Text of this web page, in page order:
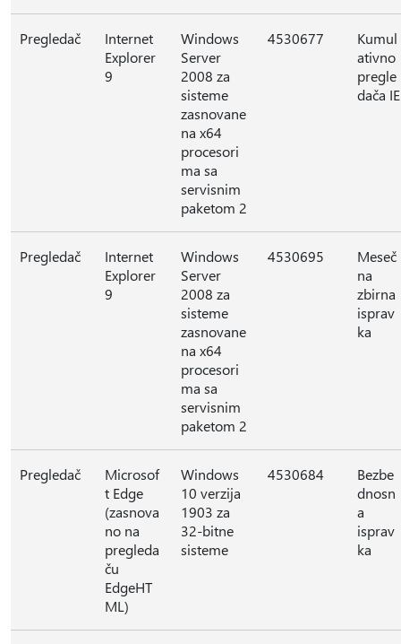
Pregledač
Internet
Explorer
9
Windows
Server
2008 za
sisteme
zasnovane
na x64
procesori
ma sa
servisnim
paketom 2
4530677
Kumul
ativno
pregle
dača IE
Pregledač
Internet
Explorer
9
Windows
Server
2008 za
sisteme
zasnovane
na x64
procesori
ma sa
servisnim
paketom 2
4530695
Meseč
na
zbirna
isprav
ka
Pregledač
Microsof
t Edge
(zasnova
no na
pregleda
ču
EdgeHT
ML)
Windows
10 verzija
1903 za
32-bitne
sisteme
4530684
Bezbe
dnosn
a
isprav
ka